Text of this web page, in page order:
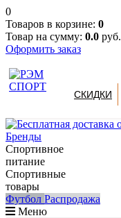
0
Товаров в корзине: 0
Товар на сумму: 0.0 руб.
Оформить заказ
СКИДКИ
Бренды
Спортивное
питание
Спортивные
товары
Футбол Распродажа
Меню